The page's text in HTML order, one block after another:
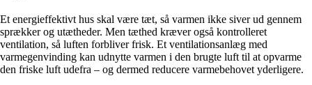
Et energieffektivt hus skal være tæt, så varmen ikke siver ud gennem
sprækker og utætheder. Men tæthed kræver også kontrolleret
ventilation, så luften forbliver frisk. Et ventilationsanlæg med
varmegenvinding kan udnytte varmen i den brugte luft til at opvarme
den friske luft udefra – og dermed reducere varmebehovet yderligere.